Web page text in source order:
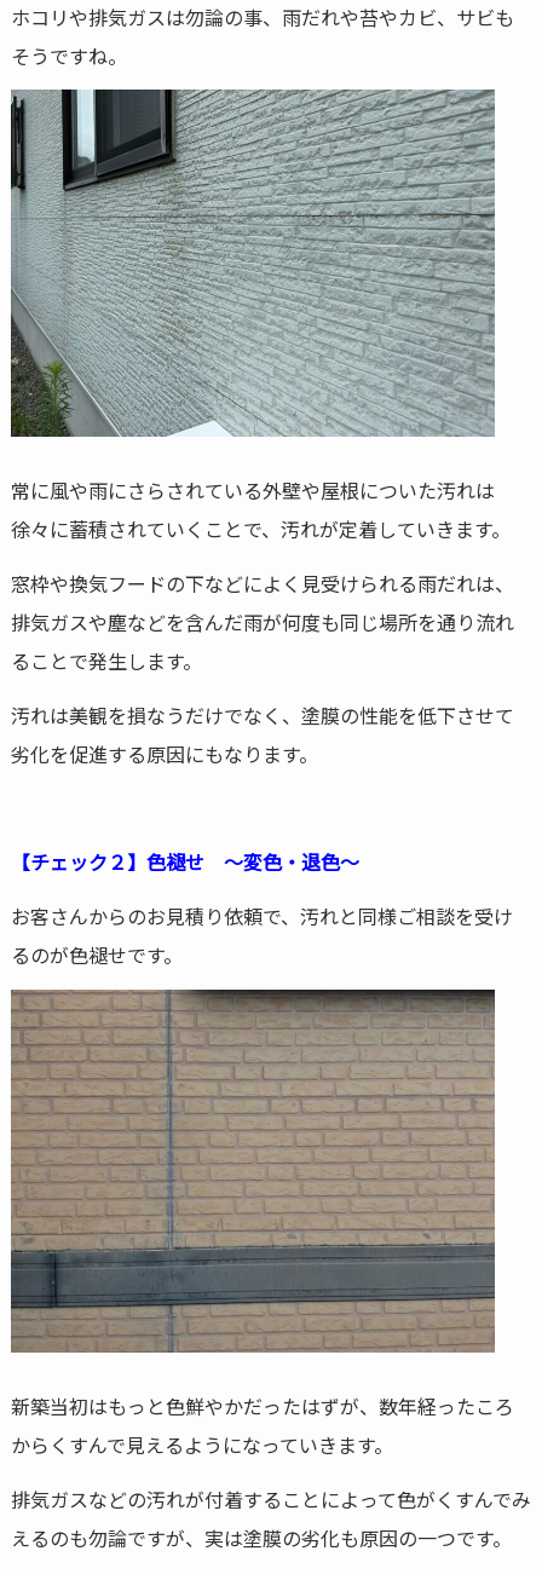
ホコリや排気ガスは勿論の事、雨だれや苔やカビ、サビも
そうですね。
常に風や雨にさらされている外壁や屋根についた汚れは
徐々に蓄積されていくことで、汚れが定着していきます。
窓枠や換気フードの下などによく見受けられる雨だれは、
排気ガスや塵などを含んだ雨が何度も同じ場所を通り流れ
ることで発生します。
汚れは美観を損なうだけでなく、塗膜の性能を低下させて
劣化を促進する原因にもなります。
【チェック２】色褪せ ～変色・退色～
お客さんからのお見積り依頼で、汚れと同様ご相談を受け
るのが色褪せです。
新築当初はもっと色鮮やかだったはずが、数年経ったころ
からくすんで見えるようになっていきます。
排気ガスなどの汚れが付着することによって色がくすんでみ
えるのも勿論ですが、実は塗膜の劣化も原因の一つです。